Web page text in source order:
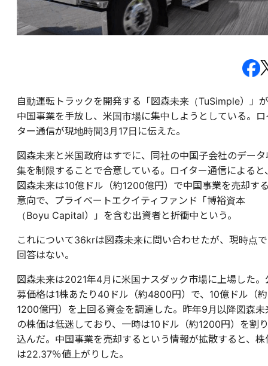
自動運転トラックを開発する「図森未来（TuSimple）」が
中国事業を手放し、米国市場に集中しようとしている。ロ
ター通信が現地時間3月17日に伝えた。
図森未来と米国政府はすでに、同社の中国子会社のデータ
集を制限することで合意している。ロイター通信によると
図森未来は10億ドル（約1200億円）で中国事業を売却す
意向で、プライベートエクイティファンド「博裕資本
（Boyu Capital）」を含む出資者と折衝中という。
これについて36krは図森未来に問い合わせたが、現時点で
回答はない。
図森未来は2021年4月に米国ナスダック市場に上場した。
募価格は1株あたり40ドル（約4800円）で、10億ドル（約
1200億円）を上回る資金を調達した。昨年9月以降図森未
の株価は低迷しており、一時は10ドル（約1200円）を割り
込んだ。中国事業を売却するという情報が拡散すると、株
は22.37％値上がりした。